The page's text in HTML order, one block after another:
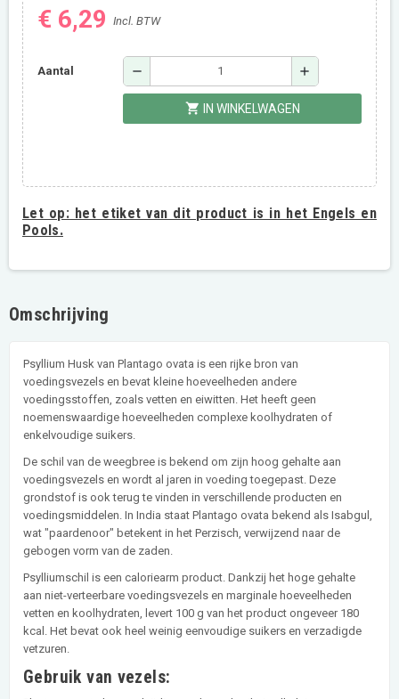
€ 6,29 Incl. BTW
Aantal remove add
shopping_cart IN WINKELWAGEN
Let op: het etiket van dit product is in het Engels en
Pools.
Omschrijving
Psyllium Husk van Plantago ovata is een rijke bron van
voedingsvezels en bevat kleine hoeveelheden andere
voedingsstoffen, zoals vetten en eiwitten. Het heeft geen
noemenswaardige hoeveelheden complexe koolhydraten of
enkelvoudige suikers.
De schil van de weegbree is bekend om zijn hoog gehalte aan
voedingsvezels en wordt al jaren in voeding toegepast. Deze
grondstof is ook terug te vinden in verschillende producten en
voedingsmiddelen. In India staat Plantago ovata bekend als Isabgul,
wat "paardenoor" betekent in het Perzisch, verwijzend naar de
gebogen vorm van de zaden.
Psylliumschil is een caloriearm product. Dankzij het hoge gehalte
aan niet-verteerbare voedingsvezels en marginale hoeveelheden
vetten en koolhydraten, levert 100 g van het product ongeveer 180
kcal. Het bevat ook heel weinig eenvoudige suikers en verzadigde
vetzuren.
Gebruik van vezels: